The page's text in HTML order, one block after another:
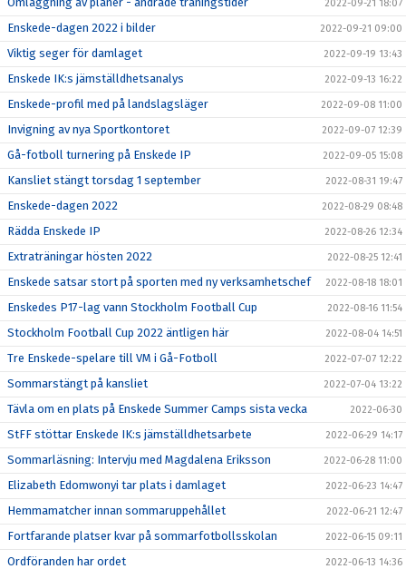
2022-09-21 18:07
Enskede-dagen 2022 i bilder 2022-09-21 09:00
Viktig seger för damlaget 2022-09-19 13:43
Enskede IK:s jämställdhetsanalys 2022-09-13 16:22
Enskede-profil med på landslagsläger 2022-09-08 11:00
Invigning av nya Sportkontoret 2022-09-07 12:39
Gå-fotboll turnering på Enskede IP 2022-09-05 15:08
Kansliet stängt torsdag 1 september 2022-08-31 19:47
Enskede-dagen 2022 2022-08-29 08:48
Rädda Enskede IP 2022-08-26 12:34
Extraträningar hösten 2022 2022-08-25 12:41
Enskede satsar stort på sporten med ny verksamhetschef 2022-08-18 18:01
Enskedes P17-lag vann Stockholm Football Cup 2022-08-16 11:54
Stockholm Football Cup 2022 äntligen här 2022-08-04 14:51
Tre Enskede-spelare till VM i Gå-Fotboll 2022-07-07 12:22
Sommarstängt på kansliet 2022-07-04 13:22
Tävla om en plats på Enskede Summer Camps sista vecka 2022-06-30
StFF stöttar Enskede IK:s jämställdhetsarbete 2022-06-29 14:17
Sommarläsning: Intervju med Magdalena Eriksson 2022-06-28 11:00
Elizabeth Edomwonyi tar plats i damlaget 2022-06-23 14:47
Hemmamatcher innan sommaruppehållet 2022-06-21 12:47
Fortfarande platser kvar på sommarfotbollsskolan 2022-06-15 09:11
Ordföranden har ordet 2022-06-13 14:36